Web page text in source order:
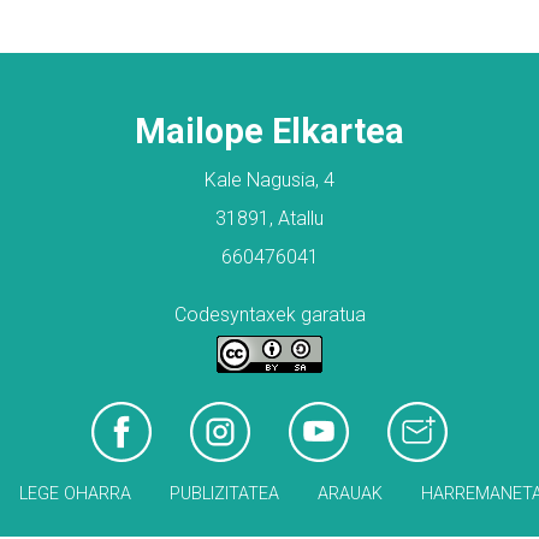
Mailope Elkartea
Kale Nagusia, 4
31891, Atallu
660476041
Codesyntaxek garatua
LEGE OHARRA PUBLIZITATEA ARAUAK